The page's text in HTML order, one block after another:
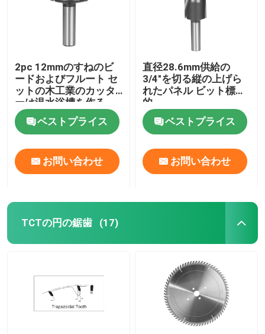
2pc 12mmのすねのビ
ードおよびフルート セ
ットの木工業のカッタ
ーは温水浴槽を作る
ベストプライス
お問い合わせ
直径28.6mm供給の
3/4"を切る縦の上げら
れたパネル ビット標準
的
ベストプライス
お問い合わせ
TCTの円の鋸歯 (17)